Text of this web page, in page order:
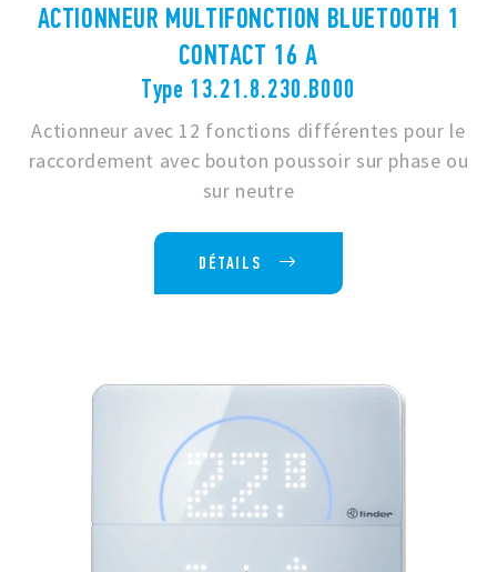
ACTIONNEUR MULTIFONCTION BLUETOOTH 1
CONTACT 16 A
Type 13.21.8.230.B000
Actionneur avec 12 fonctions différentes pour le
raccordement avec bouton poussoir sur phase ou
sur neutre
DÉTAILS